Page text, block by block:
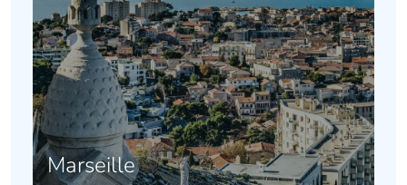
Marseille